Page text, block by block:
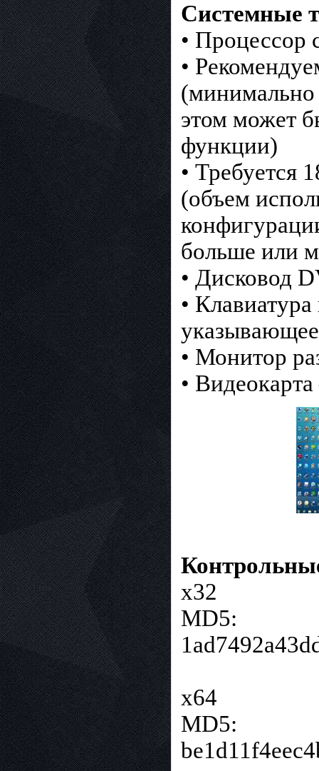
Системные
• Процессор
•
этом может
функции)
• Требуется
(объем
больше или
• Дисковод
•
• Монитор
•
х32
MD5:
х64
MD5: